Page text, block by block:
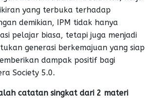
yang terbuka terhadap
demikian, IPM tidak hanya
pelajar biasa, tetapi juga menjadi
generasi berkemajuan yang siap
dampak positif bagi
Society 5.0.
catatan singkat dari 2 materi